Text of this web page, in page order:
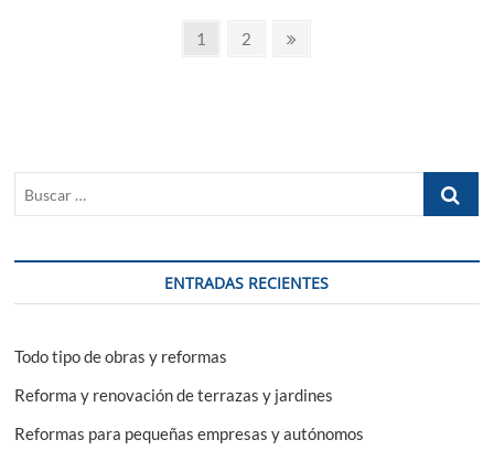
Página
1 Página
2
Buscar
ENTRADAS RECIENTES
Todo tipo de obras y reformas
Reforma y renovación de terrazas y jardines
Reformas para pequeñas empresas y autónomos